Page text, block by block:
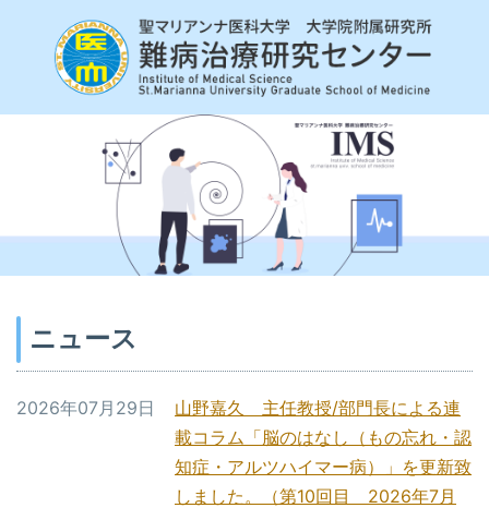
ニュース
山野嘉久 主任教授/部門長による連
載コラム「脳のはなし（もの忘れ・認
知症・アルツハイマー病）」を更新致
しました。（第10回目 2026年7月
2026年07月29日